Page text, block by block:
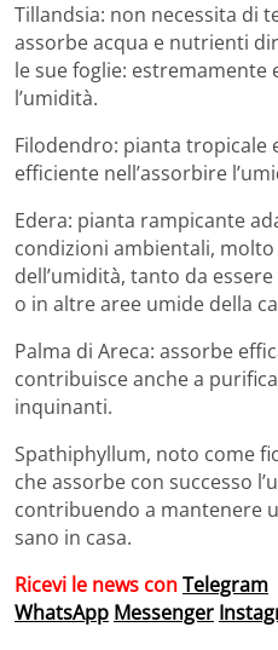
Tillandsia: non necessita di
assorbe acqua e nutrienti
le sue foglie: estremamente
l’umidità.
Filodendro: pianta tropicale
efficiente nell’assorbire
Edera: pianta rampicante
condizioni ambientali,
dell’umidità, tanto da
o in altre aree umide della
Palma di Areca: assorbe
contribuisce anche a
inquinanti.
Spathiphyllum, noto come
che assorbe con successo
contribuendo a mantenere
sano in casa.
Ricevi le news conTelegram
WhatsApp Messenger